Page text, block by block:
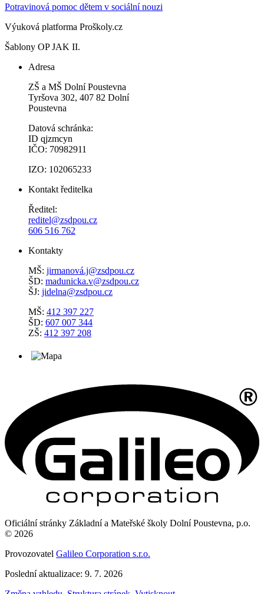
Potravinová pomoc dětem v sociální nouzi
Výuková platforma Proškoly.cz
Šablony OP JAK II.
Adresa
ZŠ a MŠ Dolní Poustevna
Tyršova 302, 407 82 Dolní
Poustevna
Datová schránka:
ID qjzmcyn
IČO: 70982911
IZO: 102065233
Kontakt ředitelka
Ředitel:
reditel@zsdpou.cz
606 516 762
Kontakty
MŠ: jirmanová.j@zsdpou.cz
ŠD: madunicka.v@zsdpou.cz
ŠJ: jidelna@zsdpou.cz
MŠ: 412 397 227
ŠD: 607 007 344
ZŠ: 412 397 208
Oficiální stránky Základní a Mateřské školy Dolní Poustevna, p.o.
© 2026
Provozovatel Galileo Corporation s.r.o.
Poslední aktualizace: 9. 7. 2026